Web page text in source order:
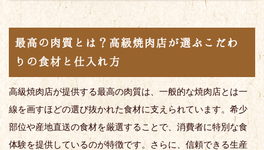
最高の肉質とは？高級焼肉店が選ぶこだわ
りの食材と仕入れ方
高級焼肉店が提供する最高の肉質は、一般的な焼肉店とは一
線を画すほどの選び抜かれた食材に支えられています。希少
部位や産地直送の食材を厳選することで、消費者に特別な食
体験を提供しているのが特徴です。さらに、信頼できる生産